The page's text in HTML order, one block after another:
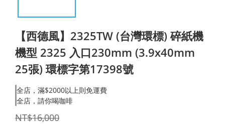
【西德風】2325TW (台灣環標) 碎紙機
機型 2325 入口230mm (3.9x40mm
25張) 環標字第17398號
全店，滿$2000以上則免運費
全店，請你喝咖啡
NT$16,000